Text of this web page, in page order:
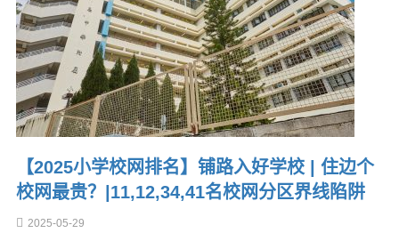
【2025小学校网排名】铺路入好学校 | 住边个
校网最贵？|11,12,34,41名校网分区界线陷阱
2025-05-29